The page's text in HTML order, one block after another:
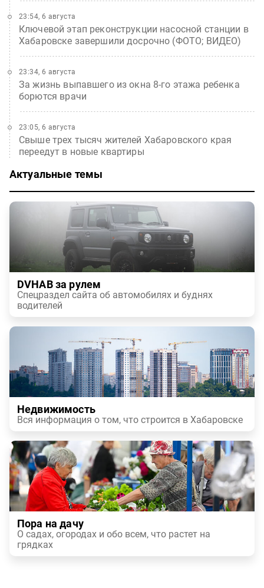
Ключевой этап реконструкции насосной станции в
Хабаровске завершили досрочно (ФОТО; ВИДЕО)
23:54, 6 августа
За жизнь выпавшего из окна 8-го этажа ребенка
борются врачи
23:34, 6 августа
Свыше трех тысяч жителей Хабаровского края
переедут в новые квартиры
23:05, 6 августа
Актуальные темы
DVHAB за рулем
Спецраздел сайта об автомобилях и буднях
водителей
Недвижимость
Вся информация о том, что строится в Хабаровске
Пора на дачу
О садах, огородах и обо всем, что растет на
грядках